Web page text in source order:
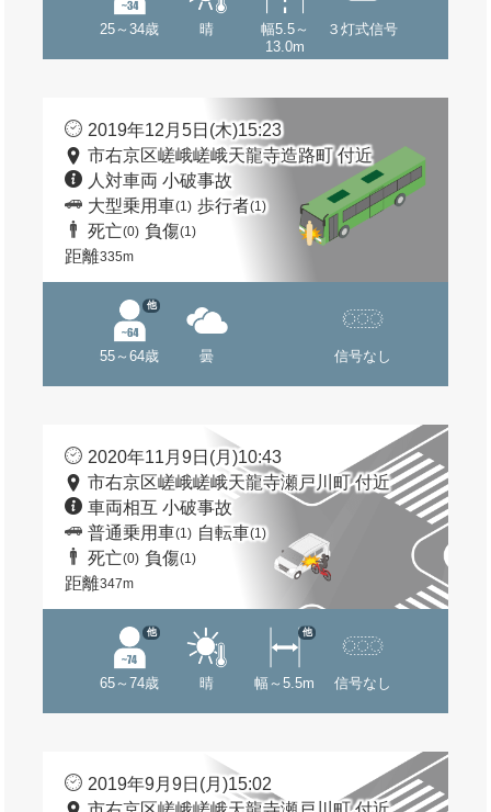
25～34歳 晴
幅5.5～
13.0m
３灯式信号
2019年12月5日(木)15:23
市右京区嵯峨嵯峨天龍寺造路町 付近
人対車両 小破事故
大型乗用車(1) 歩行者(1)
死亡(0) 負傷(1)
距離335m
55～64歳
他
曇 信号なし
2020年11月9日(月)10:43
市右京区嵯峨嵯峨天龍寺瀬戸川町 付近
車両相互 小破事故
普通乗用車(1) 自転車(1)
死亡(0) 負傷(1)
距離347m
65～74歳
他
晴 幅～5.5m
他
信号なし
2019年9月9日(月)15:02